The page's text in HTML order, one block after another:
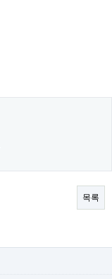
목록